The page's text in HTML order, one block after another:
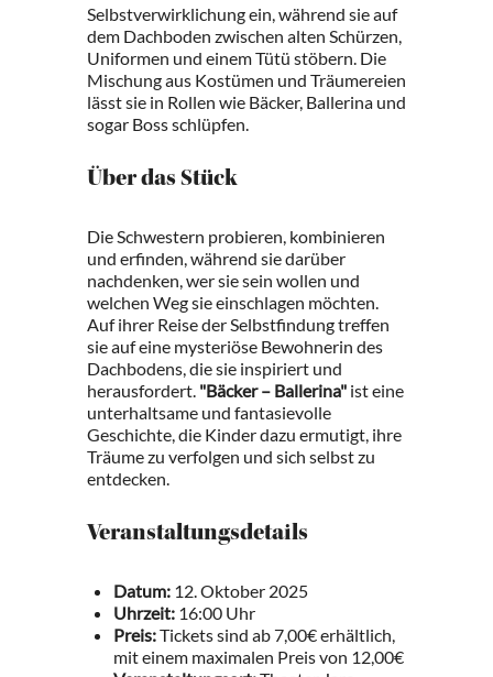
Selbstverwirklichung ein, während sie auf
dem Dachboden zwischen alten Schürzen,
Uniformen und einem Tütü stöbern. Die
Mischung aus Kostümen und Träumereien
lässt sie in Rollen wie Bäcker, Ballerina und
sogar Boss schlüpfen.
Über das Stück
Die Schwestern probieren, kombinieren
und erfinden, während sie darüber
nachdenken, wer sie sein wollen und
welchen Weg sie einschlagen möchten.
Auf ihrer Reise der Selbstfindung treffen
sie auf eine mysteriöse Bewohnerin des
Dachbodens, die sie inspiriert und
herausfordert. "Bäcker – Ballerina" ist eine
unterhaltsame und fantasievolle
Geschichte, die Kinder dazu ermutigt, ihre
Träume zu verfolgen und sich selbst zu
entdecken.
Veranstaltungsdetails
Datum: 12. Oktober 2025
Uhrzeit: 16:00 Uhr
Preis:Tickets sind ab 7,00€ erhältlich,
mit einem maximalen Preis von 12,00€